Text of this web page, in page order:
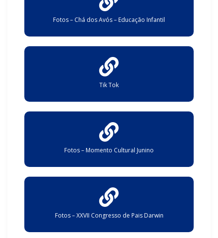
Fotos – Chá dos Avós – Educação Infantil
Tik Tok
Fotos – Momento Cultural Junino
Fotos – XXVII Congresso de Pais Darwin